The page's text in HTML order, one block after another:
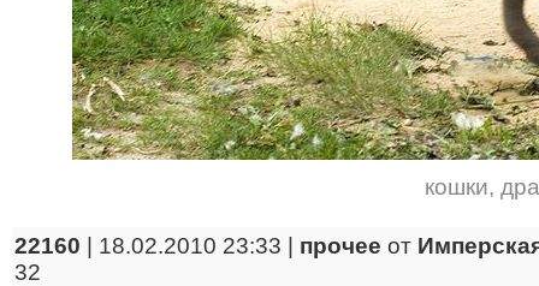
кошки,
22160 | 18.02.2010 23:33 | прочее от
32